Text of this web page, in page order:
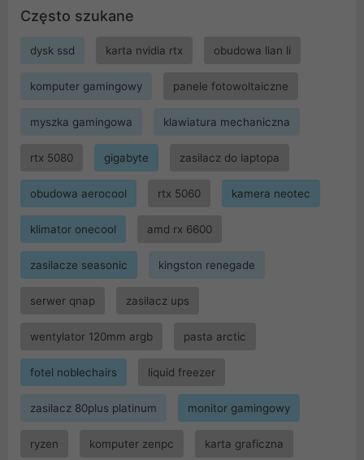
Często szukane
dysk ssd karta nvidia rtx obudowa lian li
komputer gamingowy panele fotowoltaiczne
myszka gamingowa klawiatura mechaniczna
rtx 5080 gigabyte zasilacz do laptopa
obudowa aerocool rtx 5060 kamera neotec
klimator onecool amd rx 6600
zasilacze seasonic kingston renegade
serwer qnap zasilacz ups
wentylator 120mm argb pasta arctic
fotel noblechairs liquid freezer
zasilacz 80plus platinum monitor gamingowy
ryzen komputer zenpc karta graficzna